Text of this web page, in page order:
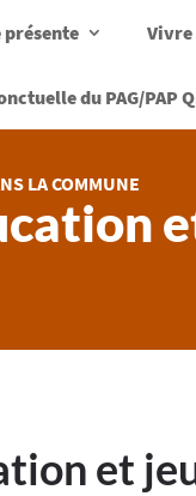
présente Vivre
du PAG/PAP
LA COMMUNE
et